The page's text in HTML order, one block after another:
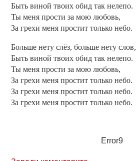
Быть виной твоих обид так нелепо.
Ты меня прости за мою любовь,
За грехи меня простит только небо.
Больше нету слёз, больше нету слов,
Быть виной твоих обид так нелепо.
Ты меня прости за мою любовь,
За грехи меня простит только небо.
За грехи меня простит только небо.
За грехи меня простит только небо.
Error9